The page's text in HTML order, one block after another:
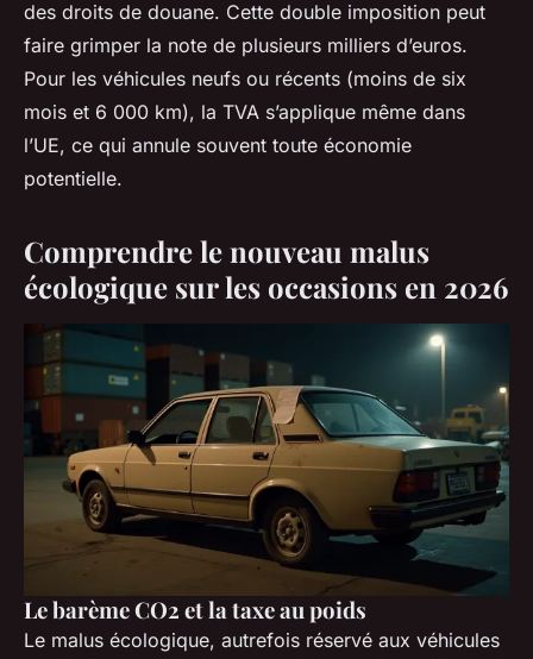
des droits de douane. Cette double imposition peut
faire grimper la note de plusieurs milliers d’euros.
Pour les véhicules neufs ou récents (moins de six
mois et 6 000 km), la TVA s’applique même dans
l’UE, ce qui annule souvent toute économie
potentielle.
Comprendre le nouveau malus
écologique sur les occasions en 2026
Le barème CO2 et la taxe au poids
Le malus écologique, autrefois réservé aux véhicules